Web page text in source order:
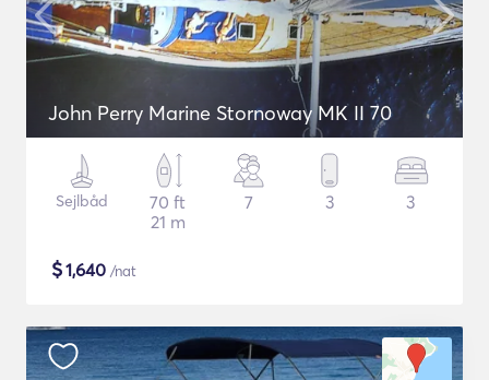
John Perry Marine Stornoway MK II 70
Sejlbåd
70 ft
21 m
7 3 3
$1,640 /nat